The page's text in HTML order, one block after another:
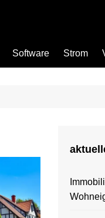
Software Strom